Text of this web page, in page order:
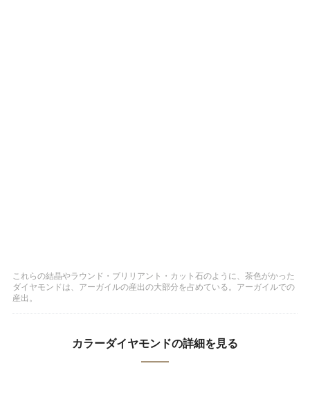
これらの結晶やラウンド・ブリリアント・カット石のように、茶色がかった
ダイヤモンドは、アーガイルの産出の大部分を占めている。アーガイルでの
産出。
カラーダイヤモンドの詳細を見る